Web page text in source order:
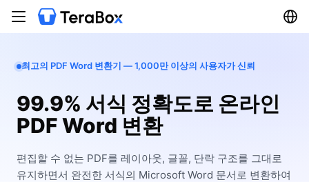
최고의 PDF Word 변환기 — 1,000만 이상의 사용자가 신뢰
99.9% 서식 정확도로 온라인
PDF Word 변환
편집할 수 없는 PDF를 레이아웃, 글꼴, 단락 구조를 그대로
유지하면서 완전한 서식의 Microsoft Word 문서로 변환하여